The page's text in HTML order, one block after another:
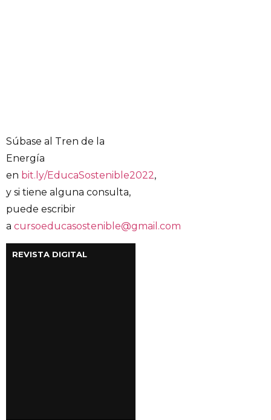
Súbase al Tren de la
Energía
en bit.ly/EducaSostenible2022,
y si tiene alguna consulta,
puede escribir
a cursoeducasostenible@gmail.com
REVISTA DIGITAL